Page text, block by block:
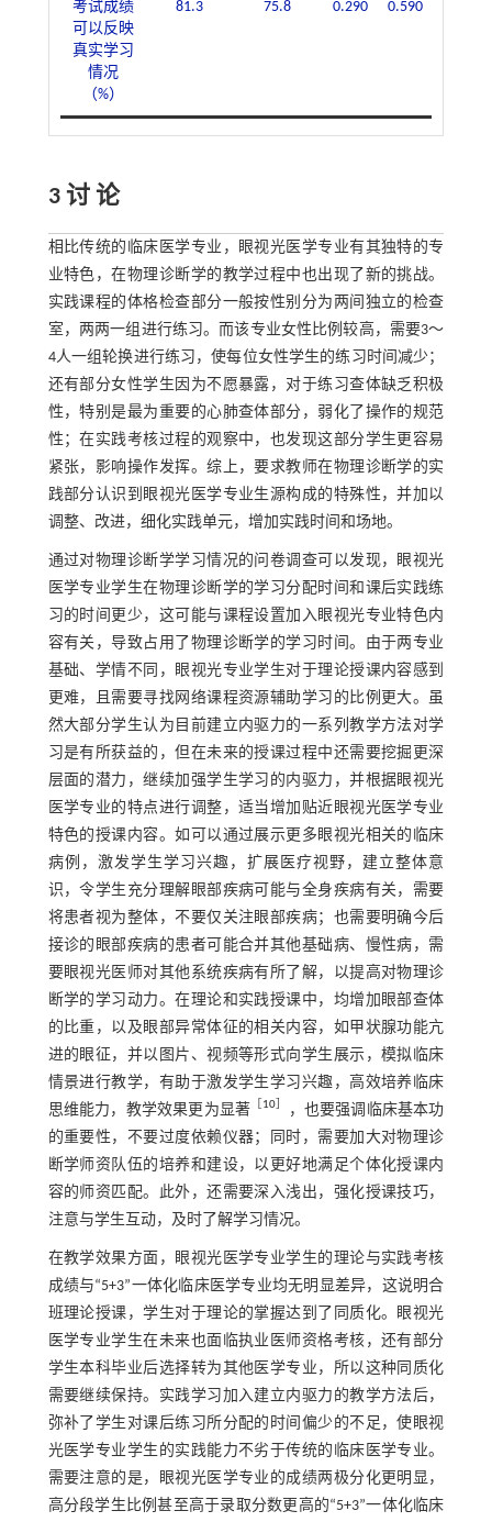
考试成绩
可以反映
真实学习
情况
（%）
81.3 75.8 0.290 0.590
3 讨 论
相比传统的临床医学专业，眼视光医学专业有其独特的专
业特色，在物理诊断学的教学过程中也出现了新的挑战。
实践课程的体格检查部分一般按性别分为两间独立的检查
室，两两一组进行练习。而该专业女性比例较高，需要3～
4人一组轮换进行练习，使每位女性学生的练习时间减少；
还有部分女性学生因为不愿暴露，对于练习查体缺乏积极
性，特别是最为重要的心肺查体部分，弱化了操作的规范
性；在实践考核过程的观察中，也发现这部分学生更容易
紧张，影响操作发挥。综上，要求教师在物理诊断学的实
践部分认识到眼视光医学专业生源构成的特殊性，并加以
调整、改进，细化实践单元，增加实践时间和场地。
通过对物理诊断学学习情况的问卷调查可以发现，眼视光
医学专业学生在物理诊断学的学习分配时间和课后实践练
习的时间更少，这可能与课程设置加入眼视光专业特色内
容有关，导致占用了物理诊断学的学习时间。由于两专业
基础、学情不同，眼视光专业学生对于理论授课内容感到
更难，且需要寻找网络课程资源辅助学习的比例更大。虽
然大部分学生认为目前建立内驱力的一系列教学方法对学
习是有所获益的，但在未来的授课过程中还需要挖掘更深
层面的潜力，继续加强学生学习的内驱力，并根据眼视光
医学专业的特点进行调整，适当增加贴近眼视光医学专业
特色的授课内容。如可以通过展示更多眼视光相关的临床
病例，激发学生学习兴趣，扩展医疗视野，建立整体意
识，令学生充分理解眼部疾病可能与全身疾病有关，需要
将患者视为整体，不要仅关注眼部疾病；也需要明确今后
接诊的眼部疾病的患者可能合并其他基础病、慢性病，需
要眼视光医师对其他系统疾病有所了解，以提高对物理诊
断学的学习动力。在理论和实践授课中，均增加眼部查体
的比重，以及眼部异常体征的相关内容，如甲状腺功能亢
进的眼征，并以图片、视频等形式向学生展示，模拟临床
情景进行教学，有助于激发学生学习兴趣，高效培养临床
思维能力，教学效果更为显著 ［10］
，也要强调临床基本功
的重要性，不要过度依赖仪器；同时，需要加大对物理诊
断学师资队伍的培养和建设，以更好地满足个体化授课内
容的师资匹配。此外，还需要深入浅出，强化授课技巧，
注意与学生互动，及时了解学习情况。
在教学效果方面，眼视光医学专业学生的理论与实践考核
成绩与“5+3”一体化临床医学专业均无明显差异，这说明合
班理论授课，学生对于理论的掌握达到了同质化。眼视光
医学专业学生在未来也面临执业医师资格考核，还有部分
学生本科毕业后选择转为其他医学专业，所以这种同质化
需要继续保持。实践学习加入建立内驱力的教学方法后，
弥补了学生对课后练习所分配的时间偏少的不足，使眼视
光医学专业学生的实践能力不劣于传统的临床医学专业。
需要注意的是，眼视光医学专业的成绩两极分化更明显，
高分段学生比例甚至高于录取分数更高的“5+3”一体化临床